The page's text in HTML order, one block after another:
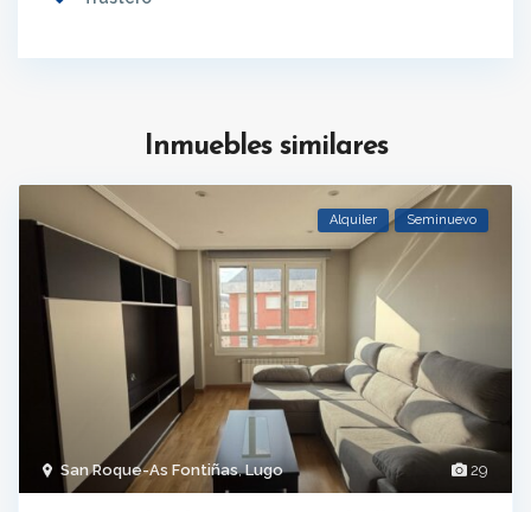
Inmuebles similares
29
San Roque-As Fontiñas,Lugo
Alquiler Seminuevo